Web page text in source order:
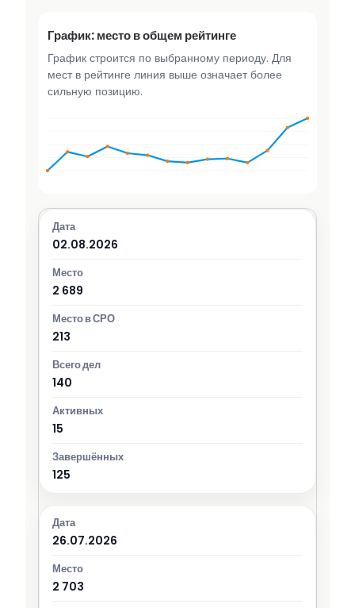
График: место в общем рейтинге
График строится по выбранному периоду. Для
мест в рейтинге линия выше означает более
сильную позицию.
02.08.2026
2 689
213
140
15
125
26.07.2026
2 703